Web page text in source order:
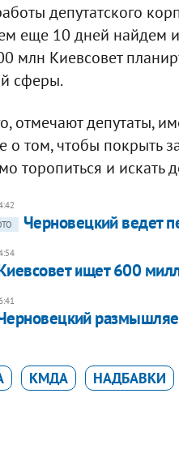
депутатского
еще 10 дней найдем
млн Киевсовет
сферы.
отмечают депутаты,
о том, чтобы покрыть
торопиться и искать
Черновецкий ведет
ищет 600
КМДА НАДБАВКИ